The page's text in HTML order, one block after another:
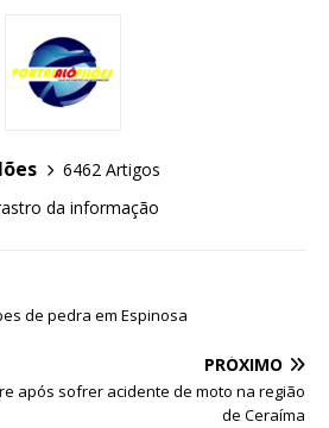
6462 Artigos
da informação
de pedra em Espinosa
PRÓXIMO
após sofrer acidente de moto na região
de Ceraíma